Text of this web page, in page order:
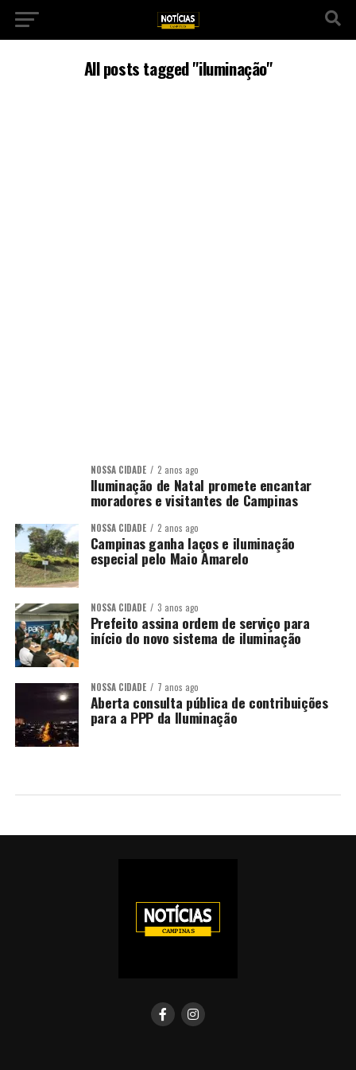
All posts tagged "iluminação"
NOSSA CIDADE 2 anos ago
Iluminação de Natal promete encantar
moradores e visitantes de Campinas
NOSSA CIDADE 2 anos ago
Campinas ganha laços e iluminação
especial pelo Maio Amarelo
NOSSA CIDADE 3 anos ago
Prefeito assina ordem de serviço para
início do novo sistema de iluminação
NOSSA CIDADE 7 anos ago
Aberta consulta pública de contribuições
para a PPP da Iluminação